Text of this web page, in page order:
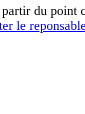
du point
le